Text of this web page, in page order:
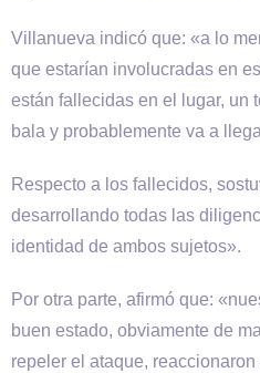
Villanueva indicó que: «a lo
que estarían involucradas en
están fallecidas en el lugar, un
bala y probablemente va a
Respecto a los fallecidos,
desarrollando todas las
identidad de ambos sujetos».
Por otra parte, afirmó que:
buen estado, obviamente de
repeler el ataque,